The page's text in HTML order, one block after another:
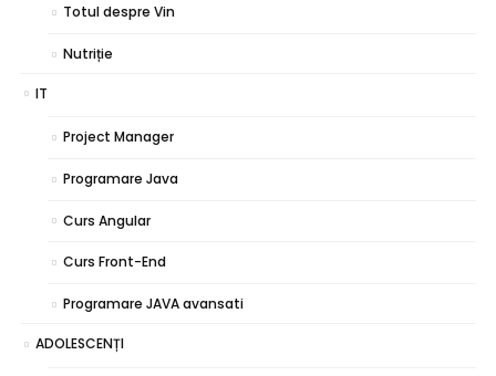
Totul despre Vin
Nutriție
IT
Project Manager
Programare Java
Curs Angular
Curs Front-End
Programare JAVA avansati
ADOLESCENȚI